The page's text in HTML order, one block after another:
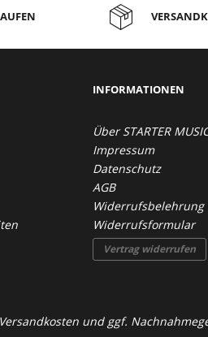
INFORMATIONEN
Über STARTER
Impressum
Datenschutz
AGB
Widerrufsbelehrung
Widerrufsformular
Vertrag widerrufen
Versandkosten und ggf.